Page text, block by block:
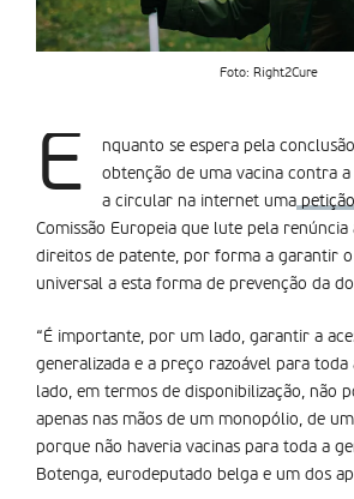
Foto: Right2Cure
E
nquanto se espera pela
obtenção de uma vacina contra
a circular na internet umapetição
Comissão Europeia que lute pela renúncia
direitos de patente, por forma a garantir o
universal a esta forma de prevenção da
“É importante, por um lado, garantir a
generalizada e a preço razoável para
lado, em termos de disponibilização, não
apenas nas mãos de um monopólio, de
porque não haveria vacinas para toda a
Botenga, eurodeputado belga e um dos